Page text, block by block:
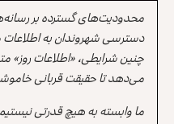
محدودیت‌های گسترده بر
دسترسی شهروندان به
چنین شرایطی، «اطلاعات روز»
می‌دهد تا حقیقت قربانی
ما وابسته به هیچ قدرتی